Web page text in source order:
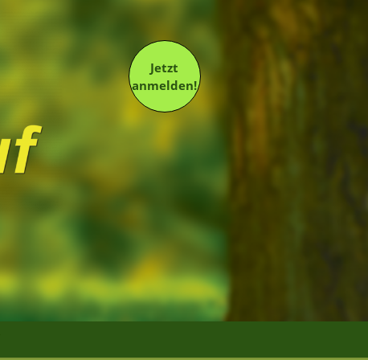
Jetzt
anmelden!